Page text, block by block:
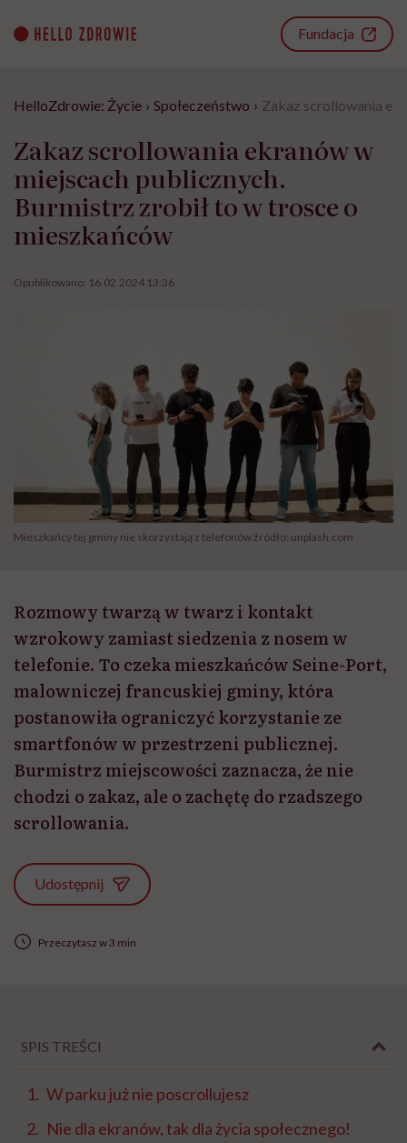
content
Fundacja
HelloZdrowie: Życie › Społeczeństwo › Zakaz scrollowania
Zakaz scrollowania ekranów w
miejscach publicznych.
Burmistrz zrobił to w trosce o
mieszkańców
Opublikowano: 16.02.2024 13:36
Mieszkańcy tej gminy nie skorzystają z telefonów źródło: unplash.com
Rozmowy twarzą w twarz i kontakt
wzrokowy zamiast siedzenia z nosem w
telefonie. To czeka mieszkańców Seine-Port,
malowniczej francuskiej gminy, która
postanowiła ograniczyć korzystanie ze
smartfonów w przestrzeni publicznej.
Burmistrz miejscowości zaznacza, że nie
chodzi o zakaz, ale o zachętę do rzadszego
scrollowania.
Udostępnij
Przeczytasz w 3 min
SPIS TREŚCI
W parku już nie poscrollujesz
Nie dla ekranów, tak dla życia społecznego!